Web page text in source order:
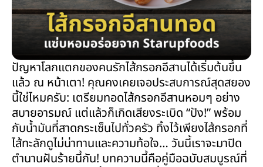
ปัญหาโลกแตกของคนรักไส้กรอกอีสานได้เริ่มต้นขึ้น
แล้ว ณ หน้าเตา! คุณคงเคยเจอประสบการณ์สุดสยอง
นี้ใช่ไหมครับ: เตรียมทอดไส้กรอกอีสานหอมๆ อย่าง
สบายอารมณ์ แต่แล้วก็เกิดเสียงระเบิด “ปัง!” พร้อม
กับน้ำมันที่สาดกระเซ็นไปทั่วครัว ทิ้งไว้เพียงไส้กรอกที่
ไส้ทะลักดูไม่น่าทานและความท้อใจ… วันนี้เราจะมาปิด
ตำนานฝันร้ายนี้กัน! บทความนี้คือคู่มือฉบับสมบูรณ์ที่